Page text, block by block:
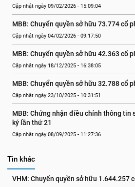
Cập nhật ngày 09/02/2026 - 15:09:04
MBB: Chuyển quyền sở hữu 73.774 cổ
Cập nhật ngày 04/02/2026 - 09:17:50
MBB: Chuyển quyền sở hữu 42.363 cổ
Cập nhật ngày 18/12/2025 - 16:38:05
MBB: Chuyển quyền sở hữu 32.788 cổ
Cập nhật ngày 23/10/2025 - 10:31:51
MBB: Chứng nhận điều chỉnh thông tin
ký lần thứ 21
Cập nhật ngày 08/09/2025 - 11:27:36
Tin khác
VHM: Chuyển quyền sở hữu 1.644.257